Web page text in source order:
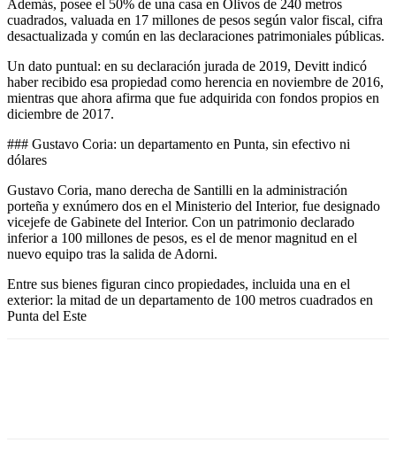
Además, posee el 50% de una casa en Olivos de 240 metros
cuadrados, valuada en 17 millones de pesos según valor fiscal, cifra
desactualizada y común en las declaraciones patrimoniales públicas.
Un dato puntual: en su declaración jurada de 2019, Devitt indicó
haber recibido esa propiedad como herencia en noviembre de 2016,
mientras que ahora afirma que fue adquirida con fondos propios en
diciembre de 2017.
### Gustavo Coria: un departamento en Punta, sin efectivo ni
dólares
Gustavo Coria, mano derecha de Santilli en la administración
porteña y exnúmero dos en el Ministerio del Interior, fue designado
vicejefe de Gabinete del Interior. Con un patrimonio declarado
inferior a 100 millones de pesos, es el de menor magnitud en el
nuevo equipo tras la salida de Adorni.
Entre sus bienes figuran cinco propiedades, incluida una en el
exterior: la mitad de un departamento de 100 metros cuadrados en
Punta del Este